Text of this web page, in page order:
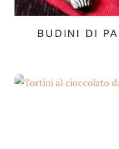
BUDINI DI